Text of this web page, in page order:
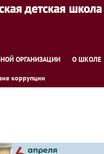
ОРГАНИЗАЦИИ О ШКОЛЕ
коррупции